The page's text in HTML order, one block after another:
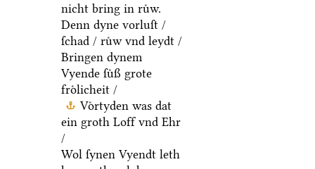
nicht bring in ruͤw.
Denn dyne vorluſt /
ſchad / ruͤw vnd leydt /
Bringen dynem
Vyende ſuͤß grote
froͤlicheit /
Voͤrtyden was dat
ein groth Loff vnd Ehr
/
Wol ſynen Vyendt leth